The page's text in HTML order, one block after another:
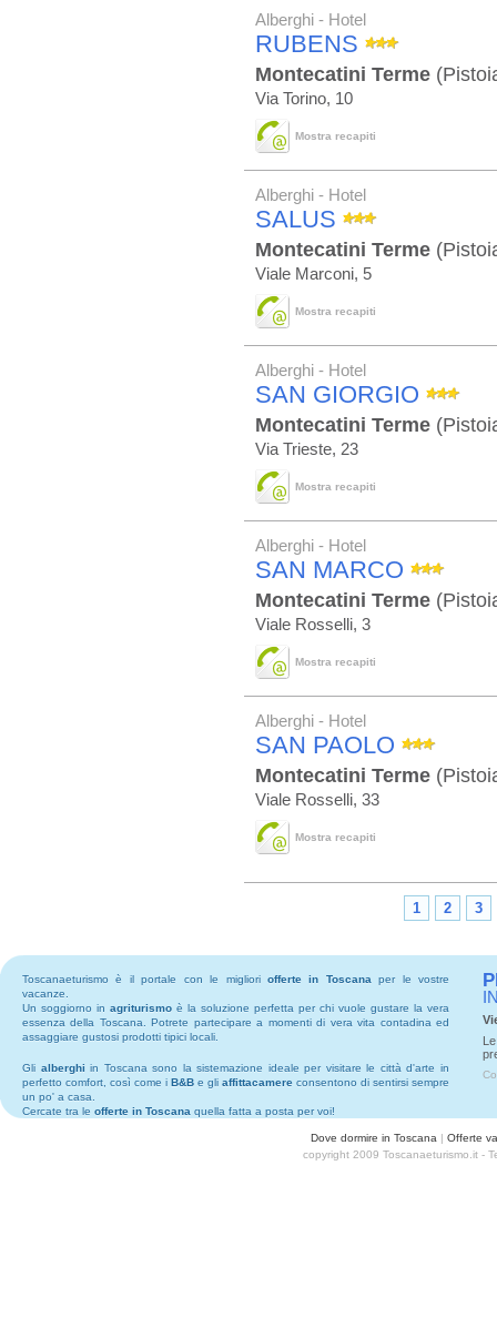
Alberghi - Hotel
RUBENS
Montecatini Terme
Via Torino, 10
Mostra recapiti
Alberghi - Hotel
SALUS
Montecatini Terme
Viale Marconi, 5
Mostra recapiti
Alberghi - Hotel
SAN GIORGIO
Montecatini Terme
Via Trieste, 23
Mostra recapiti
Alberghi - Hotel
SAN MARCO
Montecatini Terme
Viale Rosselli, 3
Mostra recapiti
Alberghi - Hotel
SAN PAOLO
Montecatini Terme
Viale Rosselli, 33
Mostra recapiti
1 2 3
Toscanaeturismo è il portale con le migliori offerte in Toscana per le vostre
vacanze.
Un soggiorno in agriturismo è la soluzione perfetta per chi vuole gustare la vera
essenza della Toscana. Potrete partecipare a momenti di vera vita contadina ed
assaggiare gustosi prodotti tipici locali.
Gli alberghi in Toscana sono la sistemazione ideale per visitare le città d'arte in
perfetto comfort, così come i B&B e gli affittacamere consentono di sentirsi sempre
un po' a casa.
Cercate tra le offerte in Toscana quella fatta a posta per voi!
Dove dormire in Toscana | Offerte
copyright 2009 Toscanaeturismo.it -